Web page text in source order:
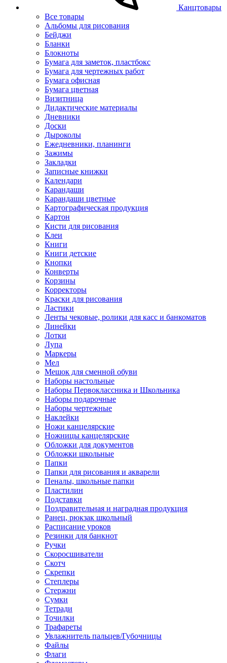
Канцтовары
Все товары
Альбомы для рисования
Бейджи
Бланки
Блокноты
Бумага для заметок, пластбокс
Бумага для чертежных работ
Бумага офисная
Бумага цветная
Визитница
Дидактические материалы
Дневники
Доски
Дыроколы
Ежедневники, планинги
Зажимы
Закладки
Записные книжки
Календари
Карандаши
Карандаши цветные
Картографическая продукция
Картон
Кисти для рисования
Клеи
Книги
Книги детские
Кнопки
Конверты
Корзины
Корректоры
Краски для рисования
Ластики
Ленты чековые, ролики для касс и банкоматов
Линейки
Лотки
Лупа
Маркеры
Мел
Мешок для сменной обуви
Наборы настольные
Наборы Первоклассника и Школьника
Наборы подарочные
Наборы чертежные
Наклейки
Ножи канцелярские
Ножницы канцелярские
Обложки для документов
Обложки школьные
Папки
Папки для рисования и акварели
Пеналы, школьные папки
Пластилин
Подставки
Поздравительная и наградная продукция
Ранец, рюкзак школьный
Расписание уроков
Резинки для банкнот
Ручки
Скоросшиватели
Скотч
Скрепки
Степлеры
Стержни
Сумки
Тетради
Точилки
Трафареты
Увлажнитель пальцев/Губочницы
Файлы
Флаги